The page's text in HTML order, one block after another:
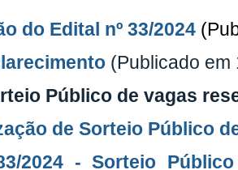
do Edital nº 33/2024
(Publicado em
Público de vagas
de Sorteio Público
2024 - Sorteio